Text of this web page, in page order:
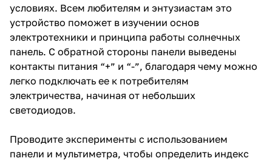
условиях. Всем любителям и энтузиастам это
устройство поможет в изучении основ
электротехники и принципа работы солнечных
панель. С обратной стороны панели выведены
контакты питания “+” и “-”, благодаря чему можно
легко подключать ее к потребителям
электричества, начиная от небольших
светодиодов.
Проводите эксперименты с использованием
панели и мультиметра, чтобы определить индекс